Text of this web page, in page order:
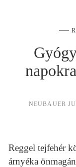
NEUBAUER
Reggel tejfehér
árnyéka